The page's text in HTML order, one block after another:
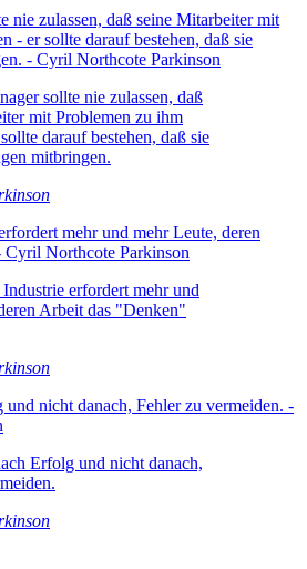
sollte nie zulassen, daß
mit Problemen zu ihm
darauf bestehen, daß sie
mitbringen.
erfordert mehr und
Arbeit das "Denken"
Erfolg und nicht danach,